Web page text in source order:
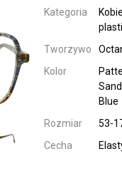
Kategoria
Tworzywo
Kolor
Blue
Rozmiar
53-
Cecha